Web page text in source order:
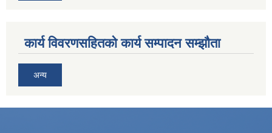
कार्य विवरणसहितको कार्य सम्पादन सम्झौता
अन्य